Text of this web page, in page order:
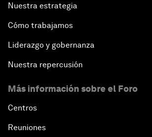
Nuestra estrategia
Cómo trabajamos
Liderazgo y gobernanza
Nuestra repercusión
Más información sobre el Foro
Centros
Reuniones